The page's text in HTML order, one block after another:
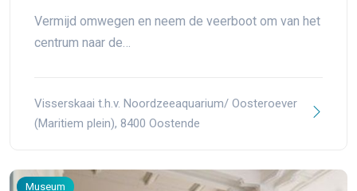
Vermijd omwegen en neem de veerboot om van het
centrum naar de…
Visserskaai t.h.v. Noordzeeaquarium/ Oosteroever
(Maritiem plein), 8400 Oostende
Museum